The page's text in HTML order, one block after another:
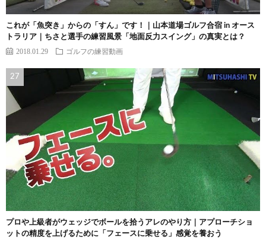
これが「魚突き」からの「すん」です！｜山本道場ゴルフ合宿 in オース
トラリア｜ちさと選手の練習風景「地面反力スイング」の真実とは？
2018.01.29 ゴルフの練習動画
プロや上級者がウェッジでボールを拾うアレのやり方｜アプローチショ
ットの精度を上げるために「フェースに乗せる」感覚を養おう